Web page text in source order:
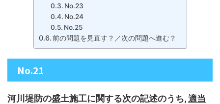
No.23
No.24
No.25
前の問題を見直す？／次の問題へ進む？
No.21
河川堤防の盛土施工に関する次の記述のうち,適当